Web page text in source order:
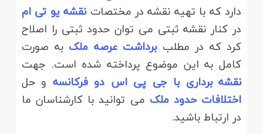
دارد که با تهیه نقشه در مختصاتنقشه یو تی ام
در کنار نقشه ثبتی می توان حدود ثبتی را اصلاح
کرد که در مطلببرداشت عرصه ملک به صورت
کامل به این موضوع پرداخته شده است. جهت
نقشه برداری با جی پی اس دو فرکانسه و حل
اختلافات حدود ملک می توانید با کارشناسان ما
در ارتباط باشید.